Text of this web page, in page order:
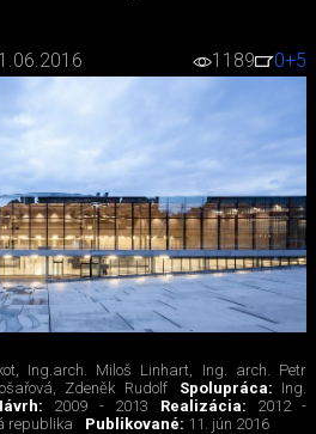
1189 0+5
Ing.arch. Miloš Linhart, Ing. arch. Petr
Zdeněk Rudolf
Spolupráca: Ing.
2009 - 2013 Realizácia: 2012 -
republika Publikované: 11. jún 2016